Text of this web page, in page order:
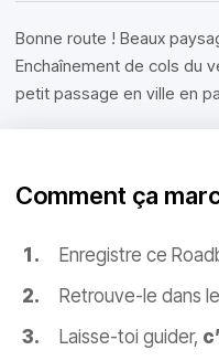
Bonne route ! Beaux
Enchaînement de cols du
petit passage en ville en
Comment ça
Enregistre ce
Retrouve-le dans
Laisse-toi guider,